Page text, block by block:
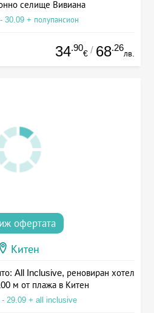
селище Вивиана
30.09 + полупансион
34.90
€ / 68.26
лв.
офертата
Китен
All Inclusive, реновиран хотел
м от плажа в Китен
- 29.09 + all inclusive